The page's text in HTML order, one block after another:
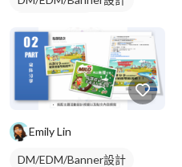
Emily Lin
DM/EDM/Banner設計